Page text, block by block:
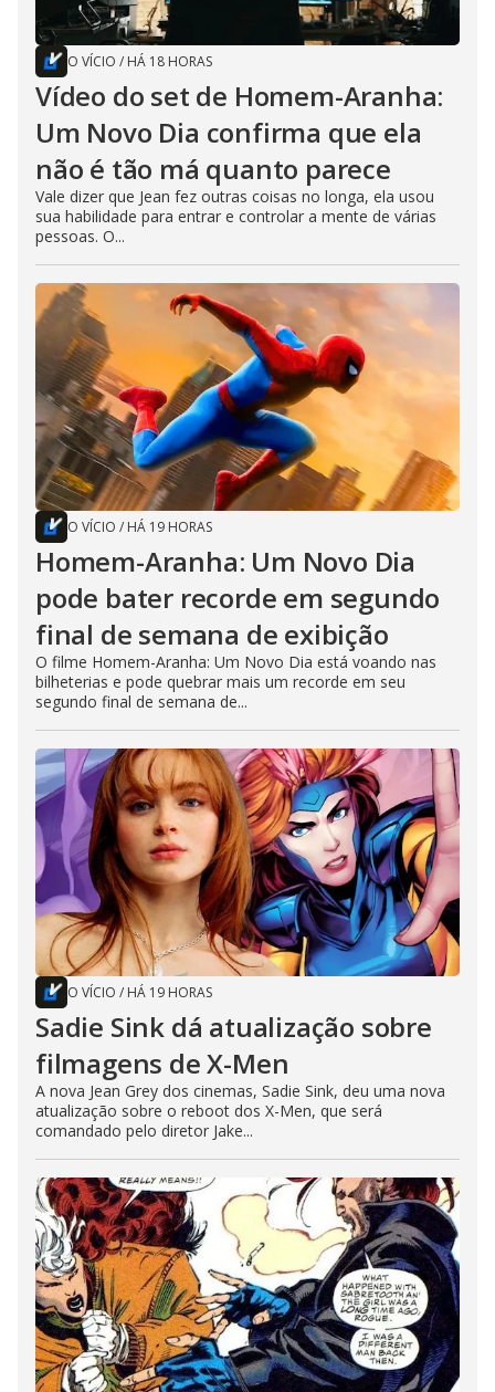
O VÍCIO / HÁ 18 HORAS
Vídeo do set de Homem-Aranha:
Um Novo Dia confirma que ela
não é tão má quanto parece
Vale dizer que Jean fez outras coisas no longa, ela usou
sua habilidade para entrar e controlar a mente de várias
pessoas. O...
O VÍCIO / HÁ 19 HORAS
Homem-Aranha: Um Novo Dia
pode bater recorde em segundo
final de semana de exibição
O filme Homem-Aranha: Um Novo Dia está voando nas
bilheterias e pode quebrar mais um recorde em seu
segundo final de semana de...
O VÍCIO / HÁ 19 HORAS
Sadie Sink dá atualização sobre
filmagens de X-Men
A nova Jean Grey dos cinemas, Sadie Sink, deu uma nova
atualização sobre o reboot dos X-Men, que será
comandado pelo diretor Jake...